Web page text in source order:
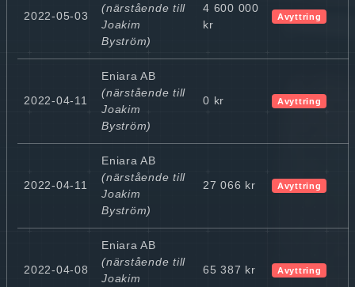
2022-05-03
(närstående till
Joakim
Byström)
4 600 000
kr
Avyttring
2022-04-11
Eniara AB
(närstående till
Joakim
Byström)
0 kr Avyttring
2022-04-11
Eniara AB
(närstående till
Joakim
Byström)
27 066 kr Avyttring
2022-04-08
Eniara AB
(närstående till
Joakim
65 387 kr Avyttring